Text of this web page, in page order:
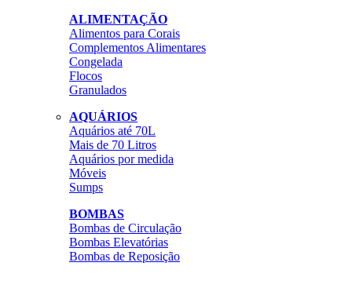
ALIMENTAÇÃO
Alimentos para Corais
Complementos Alimentares
Congelada
Flocos
Granulados
AQUÁRIOS
Aquários até 70L
Mais de 70 Litros
Aquários por medida
Móveis
Sumps
BOMBAS
Bombas de Circulação
Bombas Elevatórias
Bombas de Reposição